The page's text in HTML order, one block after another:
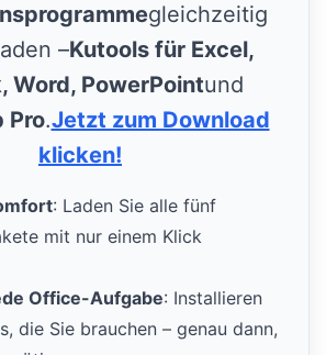
gleichzeitig
–Kutools für Excel,
Word, PowerPointund
Pro.Jetzt zum Download
klicken!
: Laden Sie alle fünf
mit nur einem Klick
Office-Aufgabe: Installieren
die Sie brauchen – genau dann,